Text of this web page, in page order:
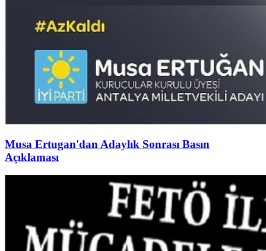
Musa Ertugan'dan Adaylık Sonrası Basın
Açıklaması